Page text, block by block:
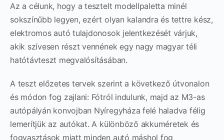
Az a célunk, hogy a tesztelt modellpaletta minél
sokszínűbb legyen, ezért olyan kalandra és tettre kész,
elektromos autó tulajdonosok jelentkezését várjuk,
akik szívesen részt vennének egy nagy magyar téli
hatótávteszt megvalósításában.
A teszt előzetes tervek szerint a következő útvonalon
és módon fog zajlani: Fótról indulunk, majd az M3-as
autópályán konvojban Nyíregyháza felé haladva félig
lemerítjük az autókat. A különböző akkuméretek és
fogyasztások miatt minden autó máshol fog